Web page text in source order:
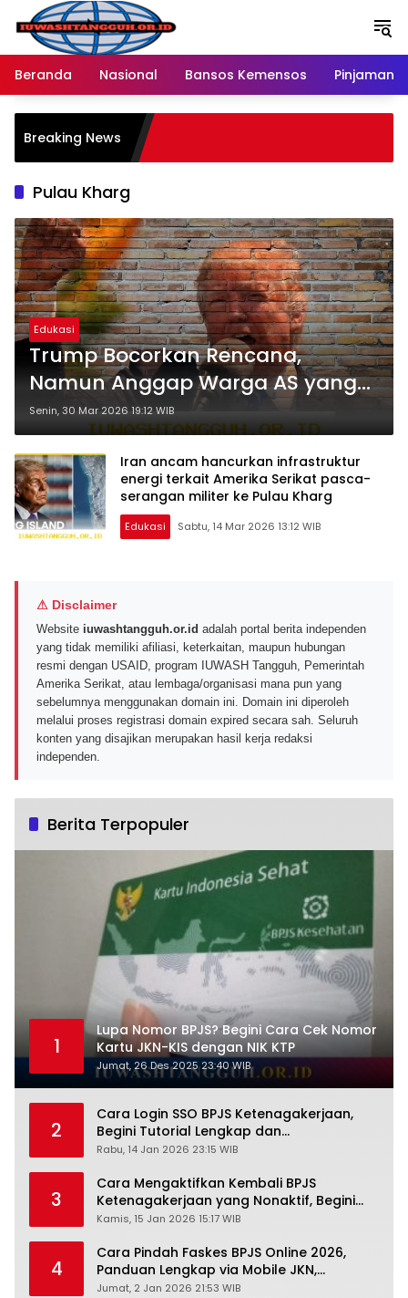
Langsung
konten
Beranda
Nasional Bansos Kemensos Pinjaman
Breaking News
Pulau Kharg
Edukasi
Trump Bocorkan Rencana,
Namun Anggap Warga AS yang
Bertanya Alasan Itu sebagai
Orang Bodoh
Senin, 30 Mar 2026 19:12 WIB
Iran ancam hancurkan infrastruktur
energi terkait Amerika Serikat pasca-
serangan militer ke Pulau Kharg
Edukasi Sabtu, 14 Mar 2026 13:12 WIB
⚠ Disclaimer
Website iuwashtangguh.or.id adalah portal berita independen
yang tidak memiliki afiliasi, keterkaitan, maupun hubungan
resmi dengan USAID, program IUWASH Tangguh, Pemerintah
Amerika Serikat, atau lembaga/organisasi mana pun yang
sebelumnya menggunakan domain ini. Domain ini diperoleh
melalui proses registrasi domain expired secara sah. Seluruh
konten yang disajikan merupakan hasil kerja redaksi
independen.
Berita Terpopuler
1
Lupa Nomor BPJS? Begini Cara Cek Nomor
Kartu JKN-KIS dengan NIK KTP
Jumat, 26 Des 2025 23:40 WIB
2
Cara Login SSO BPJS Ketenagakerjaan,
Begini Tutorial Lengkap dan
Pengertiannya
Rabu, 14 Jan 2026 23:15 WIB
3
Cara Mengaktifkan Kembali BPJS
Ketenagakerjaan yang Nonaktif, Begini
Panduan Lengkapnya
Kamis, 15 Jan 2026 15:17 WIB
4
Cara Pindah Faskes BPJS Online 2026,
Panduan Lengkap via Mobile JKN,
PANDAWA & Offiline Kantor Cabang
Jumat, 2 Jan 2026 21:53 WIB